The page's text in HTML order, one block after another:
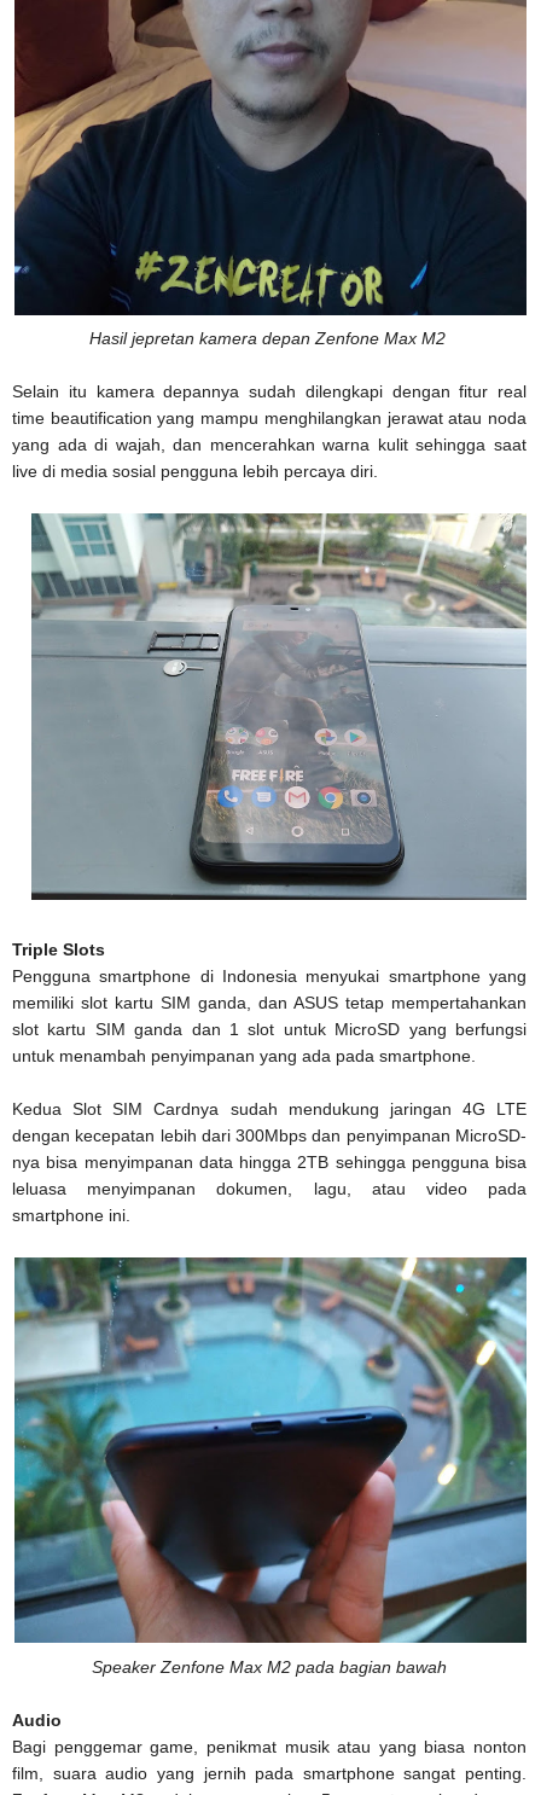
Hasil jepretan kamera depan Zenfone Max M2
Selain itu kamera depannya sudah dilengkapi dengan fitur real
time beautification yang mampu menghilangkan jerawat atau noda
yang ada di wajah, dan mencerahkan warna kulit sehingga saat
live di media sosial pengguna lebih percaya diri.
Triple Slots
Pengguna smartphone di Indonesia menyukai smartphone yang
memiliki slot kartu SIM ganda, dan ASUS tetap mempertahankan
slot kartu SIM ganda dan 1 slot untuk MicroSD yang berfungsi
untuk menambah penyimpanan yang ada pada smartphone.
Kedua Slot SIM Cardnya sudah mendukung jaringan 4G LTE
dengan kecepatan lebih dari 300Mbps dan penyimpanan MicroSD-
nya bisa menyimpanan data hingga 2TB sehingga pengguna bisa
leluasa menyimpanan dokumen, lagu, atau video pada
smartphone ini.
Speaker Zenfone Max M2 pada bagian bawah
Audio
Bagi penggemar game, penikmat musik atau yang biasa nonton
film, suara audio yang jernih pada smartphone sangat penting.